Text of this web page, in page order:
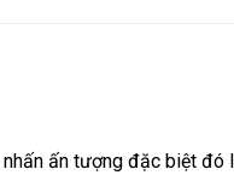
ấn tượng đặc biệt đó